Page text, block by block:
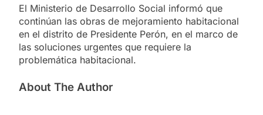
El Ministerio de Desarrollo Social informó que
continúan las obras de mejoramiento habitacional
en el distrito de Presidente Perón, en el marco de
las soluciones urgentes que requiere la
problemática habitacional.
About The Author